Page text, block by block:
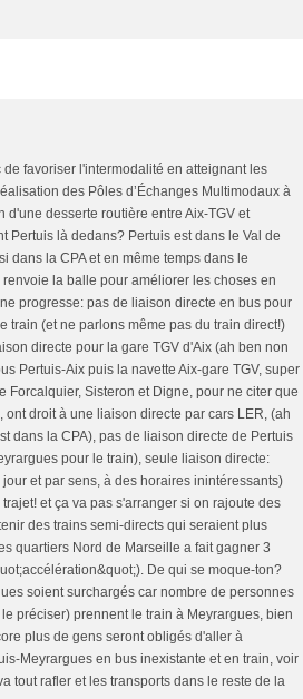
favoriser l'intermodalité en atteignant les
des Pôles d’Échanges Multimodaux à
d'une desserte routière entre Aix-TGV et
Pertuis là dedans? Pertuis est dans le Val de
dans la CPA et en même temps dans le
la balle pour améliorer les choses en
progresse: pas de liaison directe en bus pour
train (et ne parlons même pas du train direct!)
directe pour la gare TGV d'Aix (ah ben non
Pertuis-Aix puis la navette Aix-gare TGV, super
Sisteron et Digne, pour ne citer que
droit à une liaison directe par cars LER, (ah
dans la CPA), pas de liaison directe de Pertuis
pour le train), seule liaison directe:
et par sens, à des horaires inintéressants)
et ça va pas s'arranger si on rajoute des
des trains semi-directs qui seraient plus
quartiers Nord de Marseille a fait gagner 3
De qui se moque-ton?
soient surchargés car nombre de personnes
préciser) prennent le train à Meyrargues, bien
plus de gens seront obligés d'aller à
Meyrargues en bus inexistante et en train, voir
tout rafler et les transports dans le reste de la